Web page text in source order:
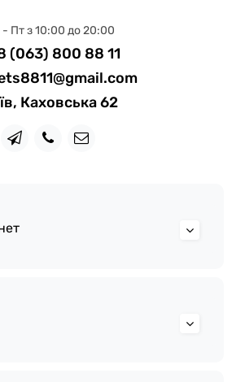
Пт з 10:00 до 20:00
(063) 800 88 11
Каховська 62